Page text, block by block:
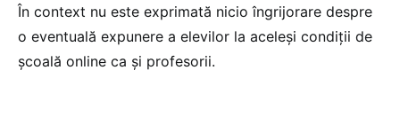
În context nu este exprimată nicio îngrijorare despre
o eventuală expunere a elevilor la aceleși condiții de
școală online ca și profesorii.